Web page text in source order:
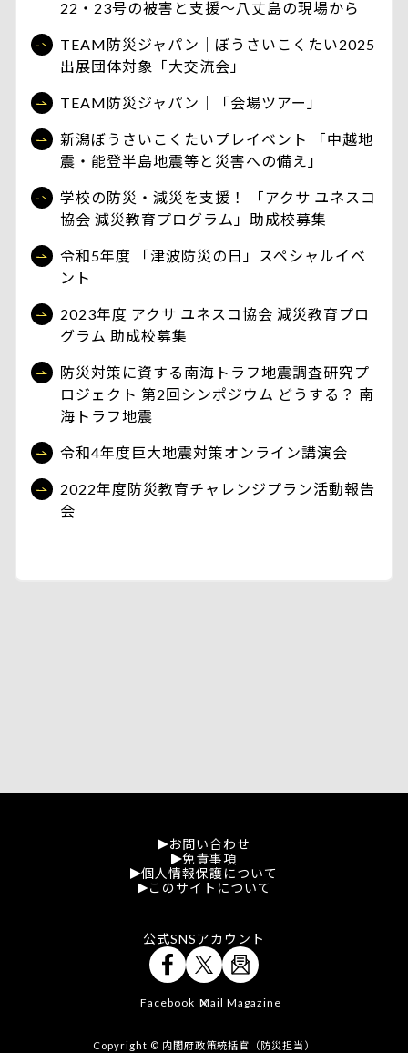
22・23号の被害と支援～八丈島の現場から
TEAM防災ジャパン｜ぼうさいこくたい2025
出展団体対象「大交流会」
TEAM防災ジャパン｜「会場ツアー」
新潟ぼうさいこくたいプレイベント 「中越地
震・能登半島地震等と災害への備え」
学校の防災・減災を支援！ 「アクサ ユネスコ
協会 減災教育プログラム」助成校募集
令和5年度 「津波防災の日」スペシャルイベ
ント
2023年度 アクサ ユネスコ協会 減災教育プロ
グラム 助成校募集
防災対策に資する南海トラフ地震調査研究プ
ロジェクト 第2回シンポジウム どうする？ 南
海トラフ地震
令和4年度巨大地震対策オンライン講演会
2022年度防災教育チャレンジプラン活動報告
会
お問い合わせ
免責事項
個人情報保護について
このサイトについて
公式SNSアカウント
Facebook X
Mail Magazine
Copyright © 内閣府政策統括官（防災担当）